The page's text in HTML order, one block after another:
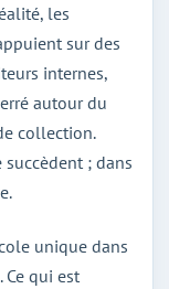
les
sur des
internes,
autour du
collection.
succèdent ; dans
unique dans
qui est